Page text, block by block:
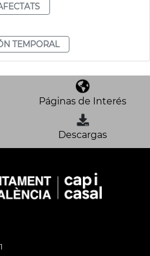
TEMPORAL
Páginas de Interés
Descargas